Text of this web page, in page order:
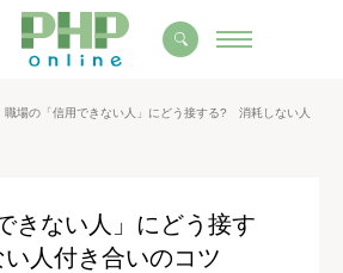
職場の「信用できない人」にどう接する? 消耗しない人
きない人」にどう接す
人付き合いのコツ